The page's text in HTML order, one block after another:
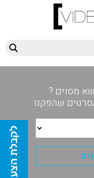
מסוים ?
שהפקנו